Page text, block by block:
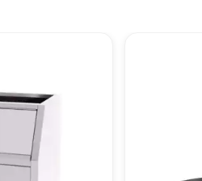
çıkarmak için
barmenler için idealdir. Setin
Kokteyl Seti, arkadaşlarınız